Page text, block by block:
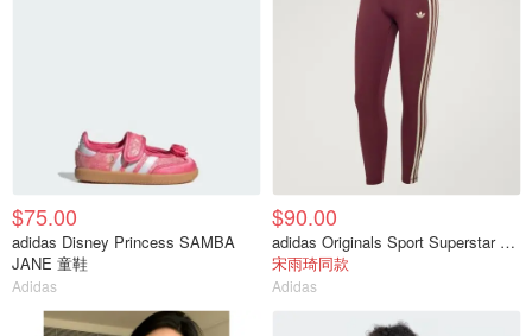
$75.00
adidas Disney Princess SAMBA
JANE 童鞋
Adidas
$90.00
adidas Originals Sport Superstar 7/8紧身裤
宋雨琦同款
Adidas